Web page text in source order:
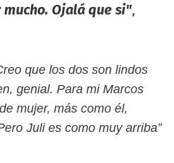
Ojalá que si",
que los dos son lindos
genial. Para mi Marcos
mujer, más como él,
Juli es como muy arriba”